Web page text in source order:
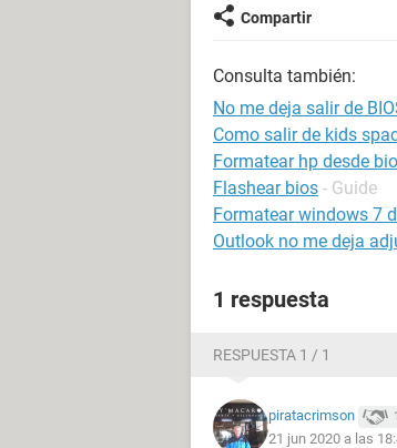
Compartir
Consulta también:
No me deja salir de
Como salir de kids
Formatear hp desde
Flashear bios - Guide
Formatear windows 7
Outlook no me deja
1 respuesta
RESPUESTA 1 / 1
piratacrimson
21 jun 2020 a las